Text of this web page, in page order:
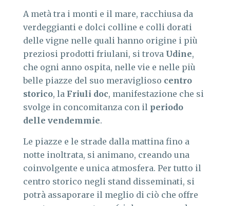
A metà tra i monti e il mare, racchiusa da
verdeggianti e dolci colline e colli dorati
delle vigne nelle quali hanno origine i più
preziosi prodotti friulani, si trova Udine,
che ogni anno ospita, nelle vie e nelle più
belle piazze del suo meraviglioso centro
storico, la Friuli doc, manifestazione che si
svolge in concomitanza con il periodo
delle vendemmie.
Le piazze e le strade dalla mattina fino a
notte inoltrata, si animano, creando una
coinvolgente e unica atmosfera. Per tutto il
centro storico negli stand disseminati, si
potrà assaporare il meglio di ciò che offre